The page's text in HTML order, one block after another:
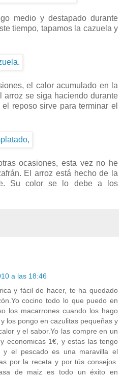
medio y destapado durante
tiempo, tapamos la cazuela y
el calor acumulado en la
arroz se siga haciendo durante
reposo sirve para terminar el
ocasiones, esta vez no he
El arroz está hecho de la
Su color se lo debe a los
a las 18:46
y fácil de hacer, te ha quedado
cocino todo lo que puedo en
los macarrones cuando los hago
los pongo en cazulitas pequeñas y
y el sabor.Yo las compre en un
economicas 1€, y estas las tengo
y el pescado es una maravilla el
por la receta y por tús consejos.
de maiz es todo un éxito en